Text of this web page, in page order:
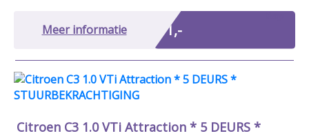
Meer informatie € 1,-
Citroen C3 1.0 VTi Attraction * 5 DEURS *